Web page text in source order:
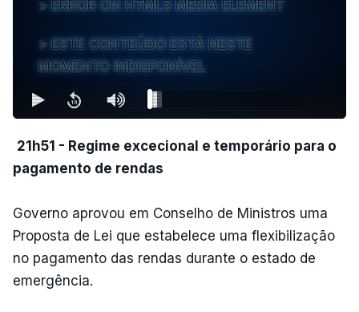
ERROR ON HTML5 MEDIA ELEMENT
ESTE CONTEÚDO ESTÁ NESTE
MOMENTO INDISPONÍVEL
21h51 - Regime excecional e temporário para o
pagamento de rendas
Governo aprovou em Conselho de Ministros uma
Proposta de Lei que estabelece uma flexibilização
no pagamento das rendas durante o estado de
emergência.